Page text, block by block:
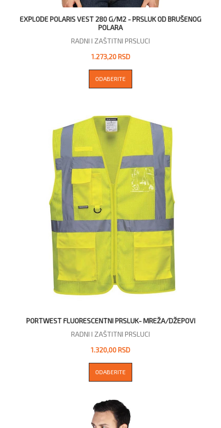
EXPLODE POLARIS VEST 280 G/M2 - PRSLUK OD BRUŠENOG
POLARA
RADNI I ZAŠTITNI PRSLUCI
1.273,20 RSD
ODABERITE
PORTWEST FLUORESCENTNI PRSLUK- MREŽA/DŽEPOVI
RADNI I ZAŠTITNI PRSLUCI
1.320,00 RSD
ODABERITE